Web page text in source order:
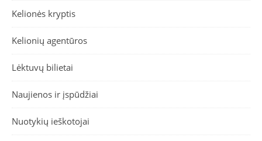
Kelionės kryptis
Kelionių agentūros
Lėktuvų bilietai
Naujienos ir įspūdžiai
Nuotykių ieškotojai